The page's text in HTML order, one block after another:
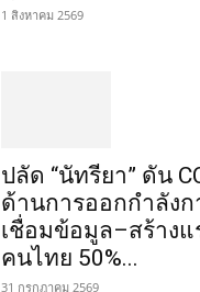
1 สิงหาคม 2569
ปลัด “นัทรียา” ดัน
ด้านการออกกำลังก
เชื่อมข้อมูล–สร้างแ
คนไทย 50%...
31 กรกฎาคม 2569